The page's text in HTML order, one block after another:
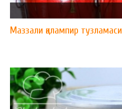
Маззали қалампир тузламаси